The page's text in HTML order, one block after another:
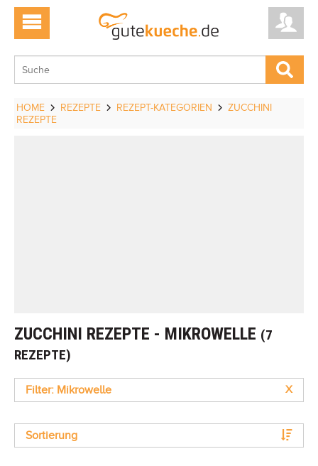
HOME REZEPTE REZEPT-KATEGORIEN
ZUCCHINI
REZEPTE
ZUCCHINI REZEPTE - MIKROWELLE (7
REZEPTE)
Filter: Mikrowelle X
Sortierung